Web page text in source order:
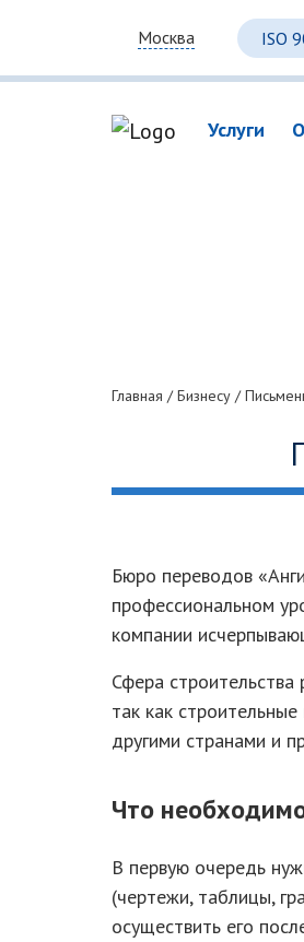
Москва ISO
Услуги
Главная /Бизнесу /
Бюро переводов
профессиональном
компании
Сфера
так как
другими странами и
Что
В первую очередь
(чертежи, таблицы,
осуществить его